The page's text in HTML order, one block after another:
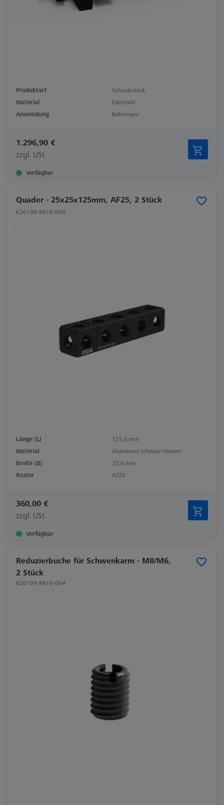
Produktart
Schraubstock
Material
Edelstahl
Anwendung
Befestigen
1.296,90 €
zzgl. USt.
Verfügbar
Quader - 25x25x125mm, AF25, 2 Stück
626109-9610-006
Länge (L)
125,0 mm
Material
Aluminium schwarz eloxiert
Breite (B)
25,0 mm
Raster
AF25
360,00 €
zzgl. USt.
Verfügbar
Reduzierbuche für Schwenkarm - M8/M6,
2 Stück
626109-9610-064